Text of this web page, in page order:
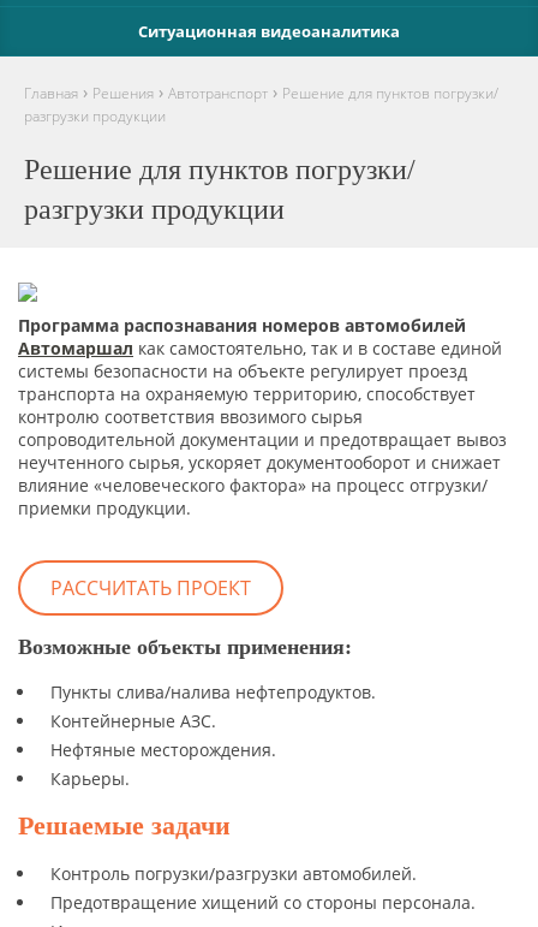
Ситуационная видеоаналитика
Главная › Решения › Автотранспорт › Решение для пунктов погрузки/
разгрузки продукции
Решение для пунктов погрузки/
разгрузки продукции
Программа распознавания номеров автомобилей
Автомаршал как самостоятельно, так и в составе единой
системы безопасности на объекте регулирует проезд
транспорта на охраняемую территорию, способствует
контролю соответствия ввозимого сырья
сопроводительной документации и предотвращает вывоз
неучтенного сырья, ускоряет документооборот и снижает
влияние «человеческого фактора» на процесс отгрузки/
приемки продукции.
РАССЧИТАТЬ ПРОЕКТ
Возможные объекты применения:
Пункты слива/налива нефтепродуктов.
Контейнерные АЗС.
Нефтяные месторождения.
Карьеры.
Решаемые задачи
Контроль погрузки/разгрузки автомобилей.
Предотвращение хищений со стороны персонала.